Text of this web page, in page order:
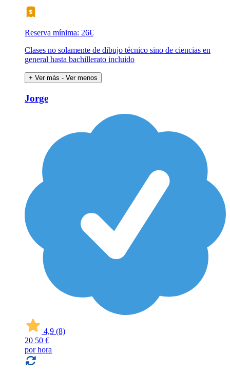
Reserva mínima: 26€
Clases no solamente de dibujo técnico sino de ciencias en
general hasta bachillerato incluido
+ Ver más - Ver menos
Jorge
4,9 (8)
20 50 €
por hora